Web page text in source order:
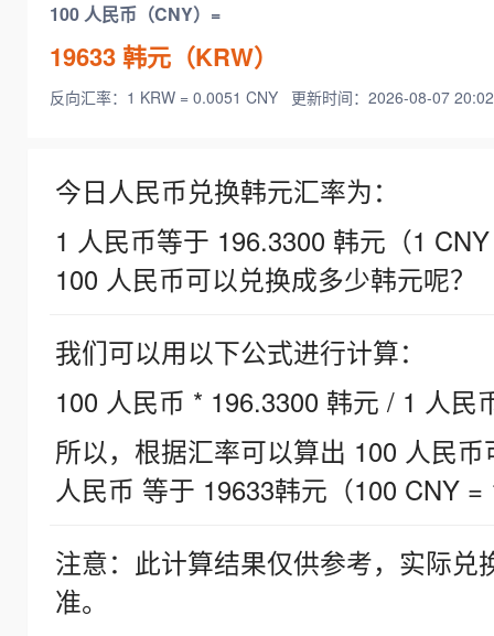
100 人民币（CNY）=
19633韩元（KRW）
反向汇率：1 KRW = 0.0051 CNY 更新时间：2026-08-07
今日人民币兑换韩元汇率为：
1 人民币等于 196.3300 韩元（1
100 人民币可以兑换成多少韩元呢？
我们可以用以下公式进行计算：
100 人民币 * 196.3300 韩元 / 1 人民
所以，根据汇率可以算出 100 人民
人民币 等于 19633韩元（100 CNY =
注意：此计算结果仅供参考，实际
准。